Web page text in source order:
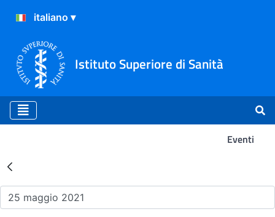
Istituto Superiore di Sanità
Eventi
Risultati della Ricerca -